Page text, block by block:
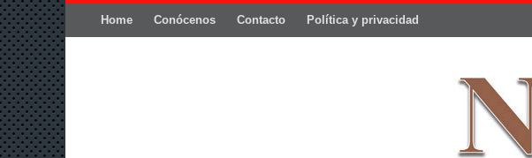
Home Conócenos Contacto Política y privacidad